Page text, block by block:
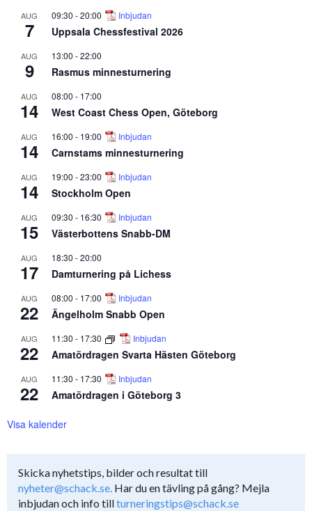
AUG
7
09:30 -20:00 Inbjudan
Uppsala Chessfestival 2026
AUG
9
13:00 -22:00
Rasmus minnesturnering
AUG
14
08:00 - 17:00
West Coast Chess Open, Göteborg
AUG
14
16:00 - 19:00 Inbjudan
Carnstams minnesturnering
AUG
14
19:00 -23:00 Inbjudan
Stockholm Open
AUG
15
09:30 - 16:30 Inbjudan
Västerbottens Snabb-DM
AUG
17
18:30 -20:00
Damturnering på Lichess
AUG
22
08:00 - 17:00 Inbjudan
Ängelholm Snabb Open
AUG
22
11:30 - 17:30 Inbjudan
Amatördragen Svarta Hästen Göteborg
AUG
22
11:30 - 17:30 Inbjudan
Amatördragen i Göteborg 3
Visa kalender
Skicka nyhetstips, bilder och resultat till
nyheter@schack.se. Har du en tävling på gång? Mejla
inbjudan och info tillturneringstips@schack.se